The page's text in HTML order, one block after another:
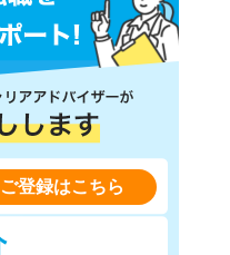
ご登録はこちら